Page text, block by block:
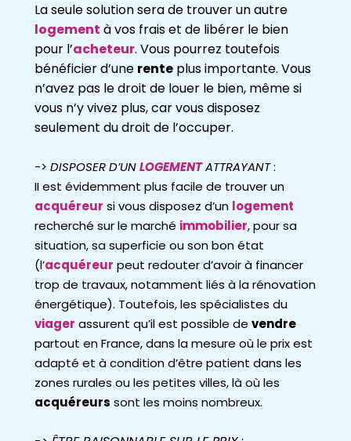
La seule solution sera de trouver un autre
logement à vos frais et de libérer le bien
pour l’acheteur. Vous pourrez toutefois
bénéficier d’une rente plus importante. Vous
n’avez pas le droit de louer le bien, même si
vous n’y vivez plus, car vous disposez
seulement du droit de l’occuper.
-> DISPOSER D’UNLOGEMENTATTRAYANT:
II est évidemment plus facile de trouver un
acquéreur si vous disposez d’un logement
recherché sur le marché immobilier, pour sa
situation, sa superficie ou son bon état
(l’acquéreur peut redouter d’avoir à financer
trop de travaux, notamment liés à la rénovation
énergétique). Toutefois, les spécialistes du
viager assurent qu’il est possible de vendre
partout en France, dans la mesure où le prix est
adapté et à condition d’être patient dans les
zones rurales ou les petites villes, là où les
acquéreurs sont les moins nombreux.